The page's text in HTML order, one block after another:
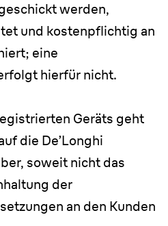
werden,
und kostenpflichtig an
eine
hierfür nicht.
Geräts geht
die De’Longhi
soweit nicht das
der
an den Kunden